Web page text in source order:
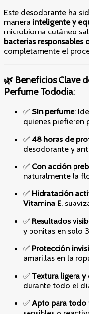
Este desodorante ha
manera inteligente y
microbioma cutáneo
bacterias responsables
completamente el
🌿 Beneficios Clave
Perfume Tododia:
✅ Sin perfume:
quienes prefieren
✅ 48 horas de
desodorante y
✅ Con acción
naturalmente la
✅ Hidratación
Vitamina E,
✅ Resultados
y bonitas en solo
✅ Protección
amarillas en la
✅ Textura ligera
durante todo el
✅ Apto para todo